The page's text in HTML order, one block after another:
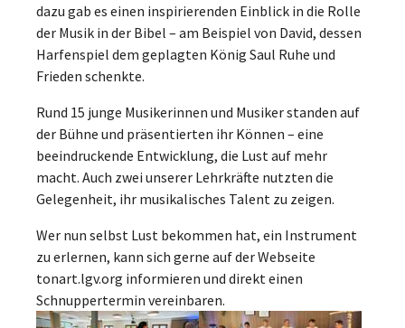
dazu gab es einen inspirierenden Einblick in die Rolle
der Musik in der Bibel – am Beispiel von David, dessen
Harfenspiel dem geplagten König Saul Ruhe und
Frieden schenkte.
Rund 15 junge Musikerinnen und Musiker standen auf
der Bühne und präsentierten ihr Können – eine
beeindruckende Entwicklung, die Lust auf mehr
macht. Auch zwei unserer Lehrkräfte nutzten die
Gelegenheit, ihr musikalisches Talent zu zeigen.
Wer nun selbst Lust bekommen hat, ein Instrument
zu erlernen, kann sich gerne auf der Webseite
tonart.lgv.org informieren und direkt einen
Schnuppertermin vereinbaren.